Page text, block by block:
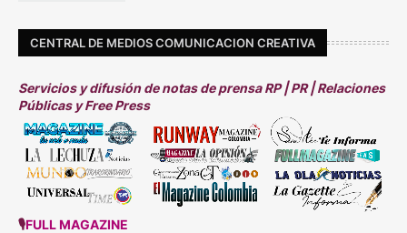
CENTRAL DE MEDIOS COMUNICACION CREATIVA
Servicios y difusión de notas de prensa RP | PR | Relaciones
Públicas y Free Press
🎙FULL MAGAZINE